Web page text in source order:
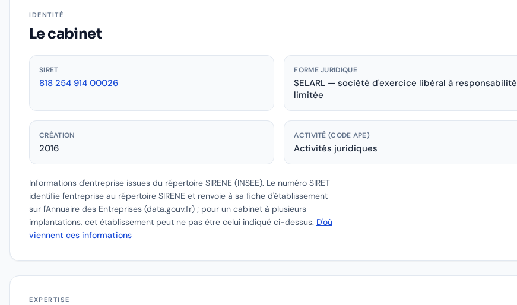
IDENTITÉ
Le cabinet
SIRET
818 254 914 00026
FORME JURIDIQUE
SELARL — société d'exercice libéral à responsabilité
limitée
CRÉATION
2016
ACTIVITÉ (CODE APE)
Activités juridiques
Informations d'entreprise issues du répertoire SIRENE (INSEE). Le numéro SIRET
identifie l'entreprise au répertoire SIRENE et renvoie à sa fiche d'établissement
sur l'Annuaire des Entreprises (data.gouv.fr) ; pour un cabinet à plusieurs
implantations, cet établissement peut ne pas être celui indiqué ci-dessus. D'où
viennent ces informations
EXPERTISE